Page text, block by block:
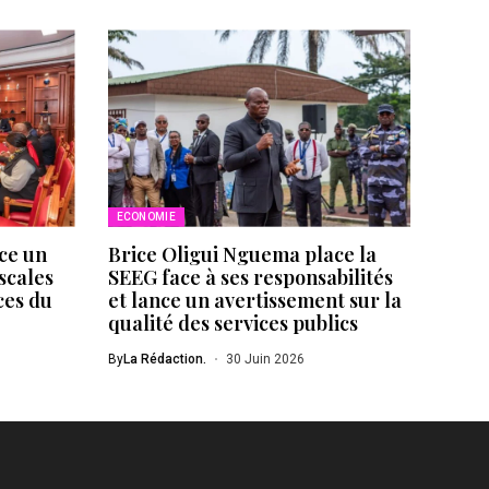
un
du
ECONOMIE
Brice Oligui Nguema place la
SEEG face à ses responsabilités
et lance un avertissement sur la
qualité des services publics
ByLa Rédaction. 30 Juin 2026